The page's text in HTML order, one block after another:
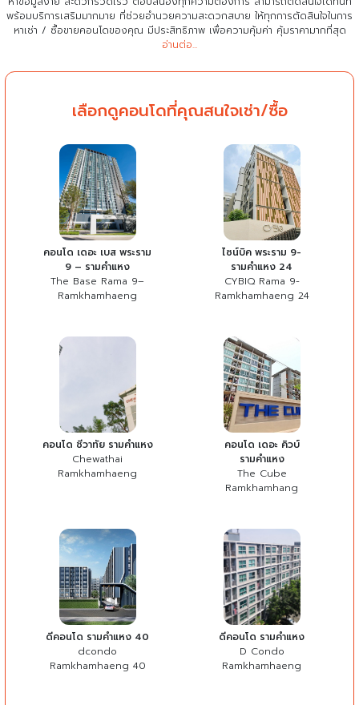
พร้อมบริการเสริมมากมาย ที่ช่วยอำนวยความสะดวกสบาย ให้ทุกการตัดสินใจในการ
หาเช่า / ซื้อขายคอนโดของคุณ มีประสิทธิภาพ เพื่อความคุ้มค่า คุ้มราคามากที่สุด
อ่านต่อ...
เลือกดูคอนโดที่คุณสนใจเช่า/ซื้อ
คอนโด เดอะ เบส พระราม
9 – รามคำแหง
The Base Rama 9–
Ramkhamhaeng
ไซน์บิค พระราม 9-
รามคำแหง 24
CYBIQ Rama 9-
Ramkhamhaeng 24
คอนโด ชีวาทัย รามคำแหง
Chewathai
Ramkhamhaeng
คอนโด เดอะ คิวบ์
รามคำแหง
The Cube
Ramkhamhang
ดีคอนโด รามคำแหง 40
dcondo
Ramkhamhaeng 40
ดีคอนโด รามคำแหง
D Condo
Ramkhamhaeng